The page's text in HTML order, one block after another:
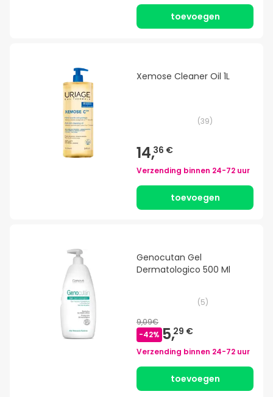
toevoegen
Xemose Cleaner Oil 1L
(39)
14,36 €
Verzending binnen 24-72 uur
toevoegen
Genocutan Gel
Dermatologico 500 Ml
(5)
9,09€
-42% 5,29 €
Verzending binnen 24-72 uur
toevoegen